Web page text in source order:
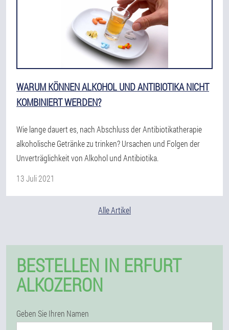
WARUM KÖNNEN ALKOHOL UND ANTIBIOTIKA NICHT
KOMBINIERT WERDEN?
Wie lange dauert es, nach Abschluss der Antibiotikatherapie
alkoholische Getränke zu trinken? Ursachen und Folgen der
Unverträglichkeit von Alkohol und Antibiotika.
13 Juli 2021
Alle Artikel
BESTELLEN IN ERFURT
ALKOZERON
Geben Sie Ihren Namen